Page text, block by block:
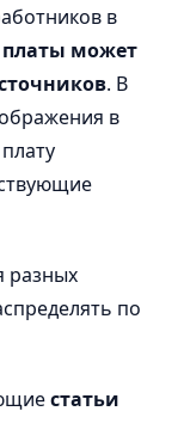
в
платы может
. В
в
разных
по
статьи